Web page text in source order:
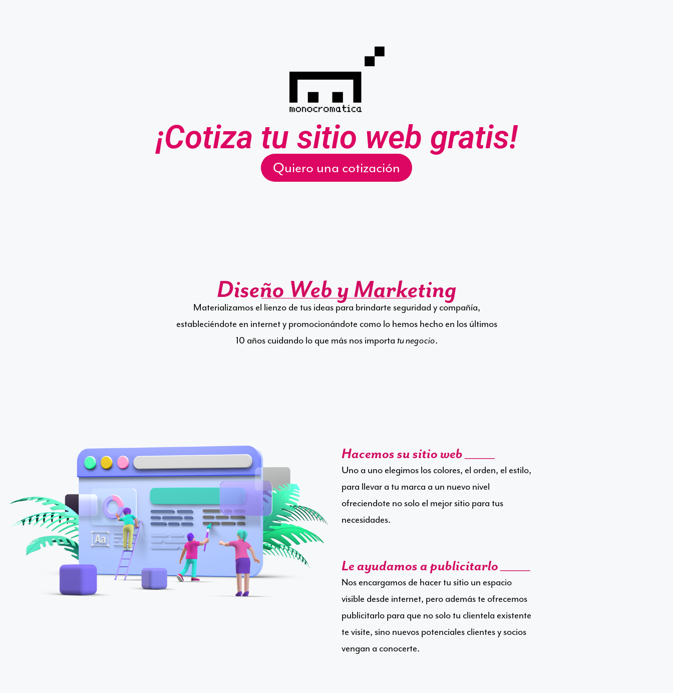
¡Cotiza tu sitio web gratis!
Quiero una cotización
Diseño Web y Marketing
Materializamos el lienzo de tus ideas para brindarte seguridad y compañía,
estableciéndote en internet y promocionándote como lo hemos hecho en los últimos
10 años cuidando lo que más nos importa tu negocio.
Hacemos su sitio web ______
Uno a uno elegimos los colores, el orden, el estilo,
para llevar a tu marca a un nuevo nivel
ofreciendote no solo el mejor sitio para tus
necesidades.
Le ayudamos a publicitarlo ______
Nos encargamos de hacer tu sitio un espacio
visible desde internet, pero además te ofrecemos
publicitarlo para que no solo tu clientela existente
te visite, sino nuevos potenciales clientes y socios
vengan a conocerte.